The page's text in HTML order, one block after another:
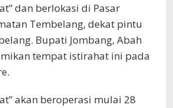
dan berlokasi di Pasar
Tembelang, dekat pintu
Bupati Jombang, Abah
tempat istirahat ini pada
akan beroperasi mulai 28